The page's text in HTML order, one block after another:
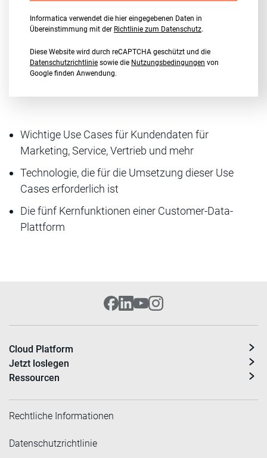
Informatica verwendet die hier eingegebenen Daten in
Übereinstimmung mit der Richtlinie zum Datenschutz.
Diese Website wird durch reCAPTCHA geschützt und die
Datenschutzrichtlinie sowie die Nutzungsbedingungen von
Google finden Anwendung.
Wichtige Use Cases für Kundendaten für
Marketing, Service, Vertrieb und mehr
Technologie, die für die Umsetzung dieser Use
Cases erforderlich ist
Die fünf Kernfunktionen einer Customer-Data-
Plattform
Cloud Platform
Jetzt loslegen
Ressourcen
Rechtliche Informationen
Datenschutzrichtlinie